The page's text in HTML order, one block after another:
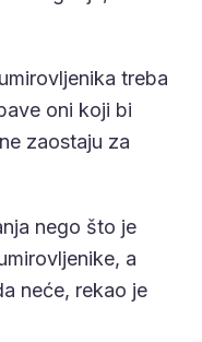
treba
oni koji bi
zaostaju za
nego što je
a
neće, rekao je